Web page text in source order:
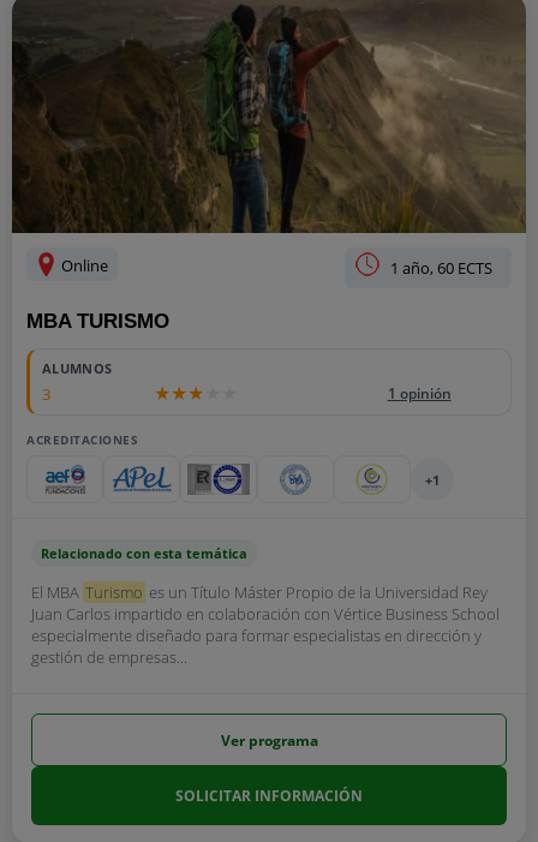
Online 1 año, 60 ECTS
MBA TURISMO
ALUMNOS
3 1 opinión
ACREDITACIONES
+1
Relacionado con esta temática
El MBA Turismo es un Título Máster Propio de la Universidad Rey
Juan Carlos impartido en colaboración con Vértice Business School
especialmente diseñado para formar especialistas en dirección y
gestión de empresas...
Ver programa
SOLICITAR INFORMACIÓN